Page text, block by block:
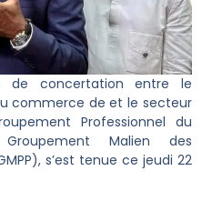
de concertation entre le
commerce de et le secteur
Professionnel du
Malien des
s’est tenue ce jeudi 22